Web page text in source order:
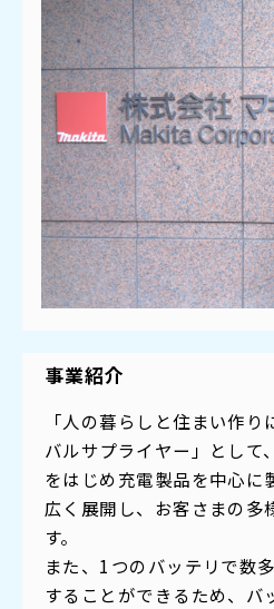
事業紹介
「人の暮らしと住まい作
バルサプライヤー」として
をはじめ充電製品を中心に
広く展開し、お客さまの多
す。
また、1つのバッテリで数
することができるため、バ